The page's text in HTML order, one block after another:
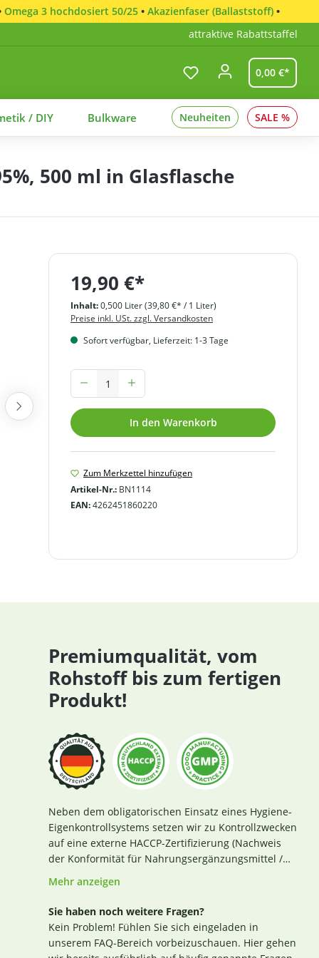
Omega 3 hochdosiert 50/25 • Akazienfaser (Ballaststoff) •
attraktive Rabattstaffel
0,00 €*
/ DIY Neuheiten SALE %
Bulkware
500 ml in Glasflasche
19,90 €*
Inhalt:0,500 Liter(39,80 €* / 1 Liter)
Preise inkl. USt. zzgl. Versandkosten
Sofort verfügbar, Lieferzeit: 1-3 Tage
In den Warenkorb
Zum Merkzettel hinzufügen
Artikel-Nr.: BN1114
EAN:4262451860220
Premiumqualität, vom
Rohstoff bis zum fertigen
Produkt!
Neben dem obligatorischen Einsatz eines Hygiene-
Eigenkontrollsystems setzen wir zu Kontrollzwecken
auf eine externe HACCP-Zertifizierung (Nachweis
der Konformität für Nahrungsergänzungsmittel /
Lebensmittel nach den Richtlinien des Codex
Alimentarius und der Verordnung EG Nr. 852 / 2004
des Europäischen Parlaments). Das aktuelle
Zertifikat finden Sie
hier
. Darüber hinaus beginnt
für uns die Sicherstellung einer erstklassigen
Produktqualität bereits bei der strengen
Mehr anzeigen
Sie haben noch weitere Fragen?
Kein Problem! Fühlen Sie sich eingeladen in
unserem FAQ-Bereich vorbeizuschauen. Hier gehen